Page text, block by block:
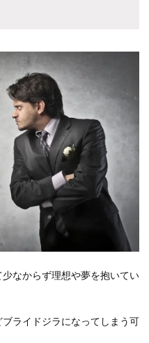
なからず理想や夢を抱いてい
ライドジラになってしまう可